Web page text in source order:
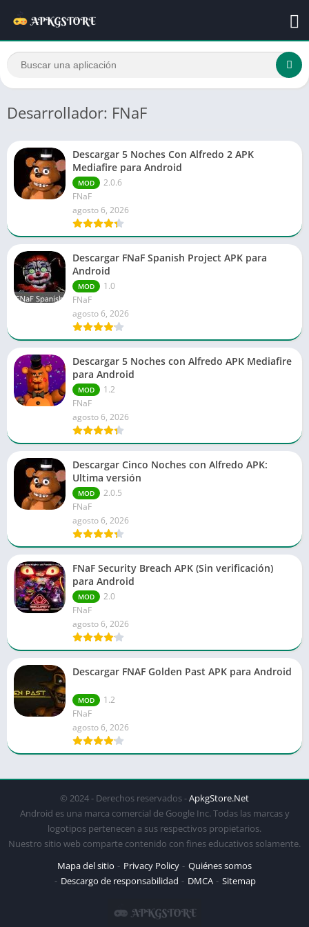
Desarrollador: FNaF
Descargar 5 Noches Con Alfredo 2 APK
Mediafire para Android
MOD
2.0.6
FNaF
agosto 6, 2026
Descargar FNaF Spanish Project APK para
Android
MOD
1.0
FNaF
agosto 6, 2026
Descargar 5 Noches con Alfredo APK Mediafire
para Android
MOD
1.2
FNaF
agosto 6, 2026
Descargar Cinco Noches con Alfredo APK:
Ultima versión
MOD
2.0.5
FNaF
agosto 6, 2026
FNaF Security Breach APK (Sin verificación)
para Android
MOD
2.0
FNaF
agosto 6, 2026
Descargar FNAF Golden Past APK para Android
MOD
1.2
FNaF
agosto 6, 2026
© 2024 - Derechos reservados -ApkgStore.Net
Android es una marca comercial de Google Inc. Todas las marcas y
logotipos pertenecen a sus respectivos propietarios.
Nuestro sitio web comparte contenido con fines educativos solamente.
Mapa del sitio
Privacy Policy
Quiénes somos
Descargo de responsabilidad
DMCA Sitemap